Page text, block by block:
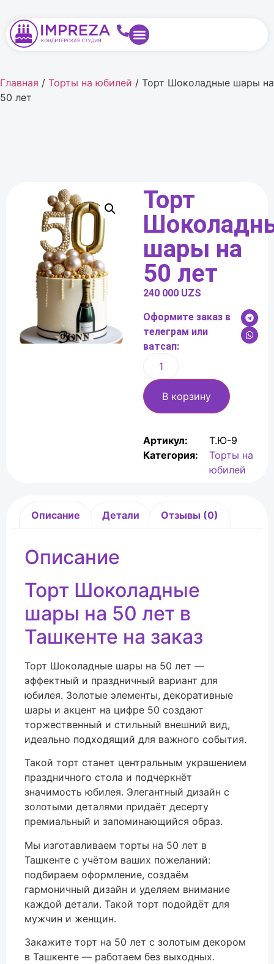
Главная / Торты на юбилей / Торт Шоколадные шары на
50 лет
Торт
шары на
50 лет
240 000 UZS
Оформите заказ в
телеграм или
ватсап:
В корзину
Артикул:
Т.Ю-9
Категория:
Торты на
юбилей
Описание Детали Отзывы (0)
Описание
Торт Шоколадные
шары на 50 лет в
Ташкенте на заказ
Торт Шоколадные шары на 50 лет —
эффектный и праздничный вариант для
юбилея. Золотые элементы, декоративные
шары и акцент на цифре 50 создают
торжественный и стильный внешний вид,
идеально подходящий для важного события.
Такой торт станет центральным украшением
праздничного стола и подчеркнёт
значимость юбилея. Элегантный дизайн с
золотыми деталями придаёт десерту
премиальный и запоминающийся образ.
Мы изготавливаем торты на 50 лет в
Ташкенте с учётом ваших пожеланий:
подбираем оформление, создаём
гармоничный дизайн и уделяем внимание
каждой детали. Такой торт подойдёт для
мужчин и женщин.
Закажите торт на 50 лет с золотым декором
в Ташкенте — работаем без выходных.